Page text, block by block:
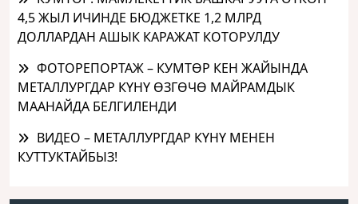
4,5 ЖЫЛ ИЧИНДЕ БЮДЖЕТКЕ 1,2 МЛРД
ДОЛЛАРДАН АШЫК КАРАЖАТ КОТОРУЛДУ
ФОТОРЕПОРТАЖ – КУМТӨР КЕН ЖАЙЫНДА
МЕТАЛЛУРГДАР КҮНҮ ӨЗГӨЧӨ МАЙРАМДЫК
МААНАЙДА БЕЛГИЛЕНДИ
ВИДЕО – МЕТАЛЛУРГДАР КҮНҮ МЕНЕН
КУТТУКТАЙБЫЗ!